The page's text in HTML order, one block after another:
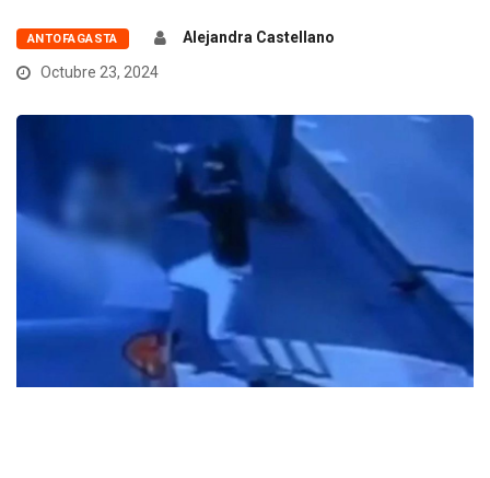
ANTOFAGASTA
Alejandra Castellano
Octubre 23, 2024